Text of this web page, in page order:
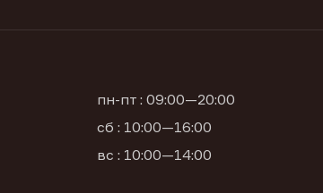
пн-пт : 09:00—20:00
сб : 10:00—16:00
вс : 10:00—14:00